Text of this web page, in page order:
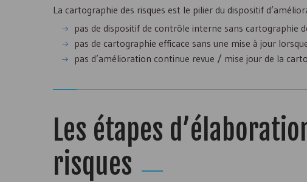
La cartographie des risques est le pilier du dispositif
pas de dispositif de contrôle interne sans cartographie
pas de cartographie efficace sans une mise à jour
pas d’amélioration continue revue / mise jour de la
Les étapes
risques